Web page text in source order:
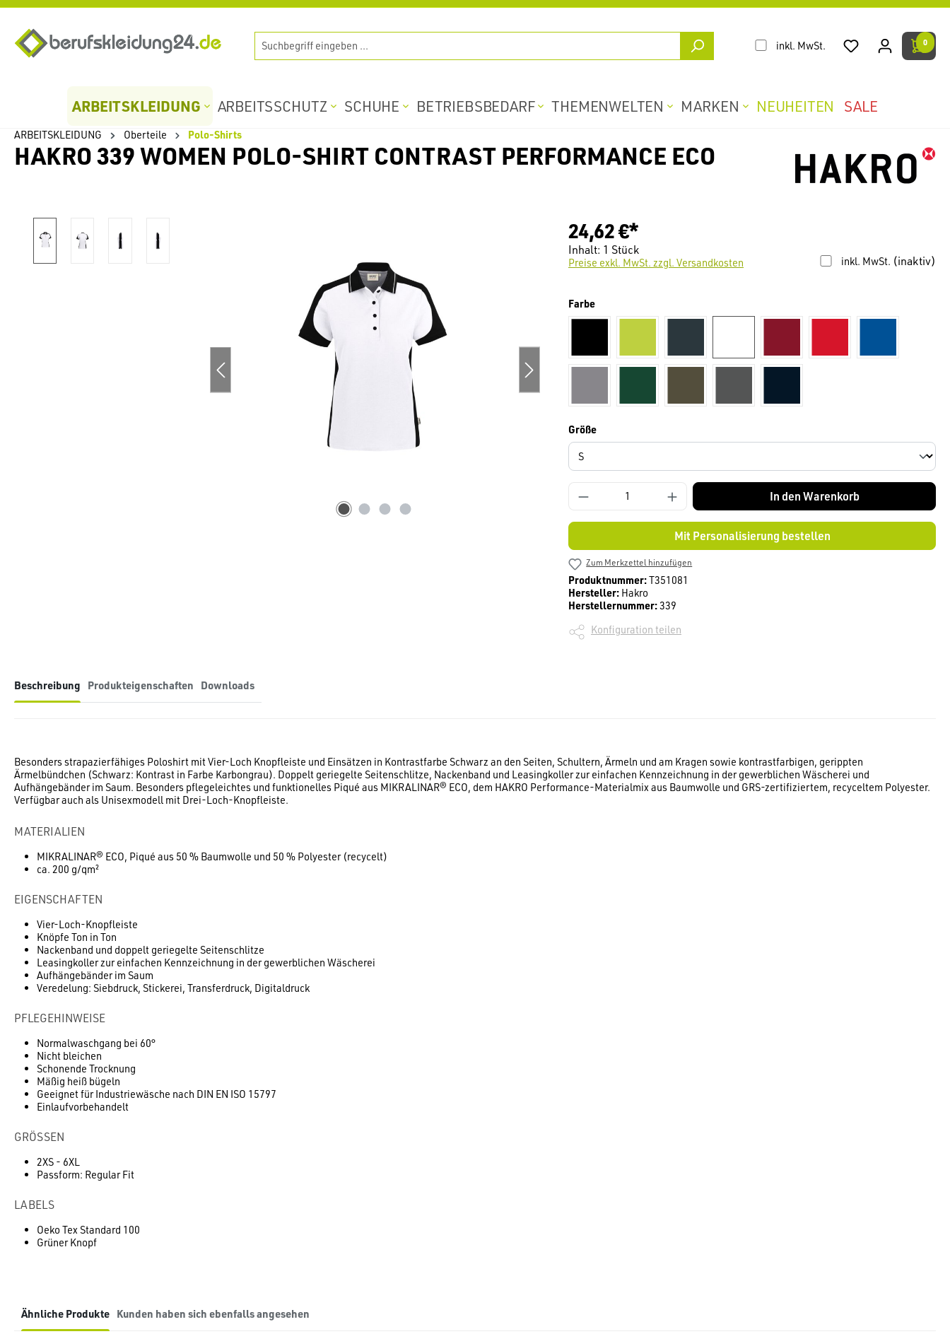
inkl. MwSt. 0
ARBEITSKLEIDUNG ARBEITSSCHUTZ SCHUHE BETRIEBSBEDARF THEMENWELTEN MARKEN NEUHEITEN SALE
ARBEITSKLEIDUNG Oberteile Polo-Shirts
HAKRO 339 WOMEN POLO-SHIRT CONTRAST PERFORMANCE ECO
24,62 €*
Inhalt: 1 Stück
inkl. MwSt. (inaktiv)
Preise exkl. MwSt. zzgl. Versandkosten
Farbeauswählen
Größeauswählen
In den Warenkorb
Mit Personalisierung bestellen
Zum Merkzettel hinzufügen
Produktnummer:T351081
Hersteller: Hakro
Herstellernummer:339
Konfiguration teilen
Beschreibung Produkteigenschaften Downloads
Besonders strapazierfähiges Poloshirt mit Vier-Loch Knopfleiste und Einsätzen in Kontrastfarbe Schwarz an den Seiten, Schultern, Ärmeln und am Kragen sowie kontrastfarbigen, gerippten
Ärmelbündchen (Schwarz: Kontrast in Farbe Karbongrau). Doppelt geriegelte Seitenschlitze, Nackenband und Leasingkoller zur einfachen Kennzeichnung in der gewerblichen Wäscherei und
Aufhängebänder im Saum. Besonders pflegeleichtes und funktionelles Piqué aus MIKRALINAR® ECO, dem HAKRO Performance-Materialmix aus Baumwolle und GRS-zertifiziertem, recyceltem Polyester.
Verfügbar auch als Unisexmodell mit Drei-Loch-Knopfleiste.
MATERIALIEN
MIKRALINAR® ECO, Piqué aus 50 % Baumwolle und 50 % Polyester (recycelt)
ca. 200 g/qm²
EIGENSCHAFTEN
Vier-Loch-Knopfleiste
Knöpfe Ton in Ton
Nackenband und doppelt geriegelte Seitenschlitze
Leasingkoller zur einfachen Kennzeichnung in der gewerblichen Wäscherei
Aufhängebänder im Saum
Veredelung: Siebdruck, Stickerei, Transferdruck, Digitaldruck
PFLEGEHINWEISE
Normalwaschgang bei 60°
Nicht bleichen
Schonende Trocknung
Mäßig heiß bügeln
Geeignet für Industriewäsche nach DIN EN ISO 15797
Einlaufvorbehandelt
GRÖSSEN
2XS - 6XL
Passform: Regular Fit
LABELS
Oeko Tex Standard 100
Grüner Knopf
Ähnliche Produkte Kunden haben sich ebenfalls angesehen